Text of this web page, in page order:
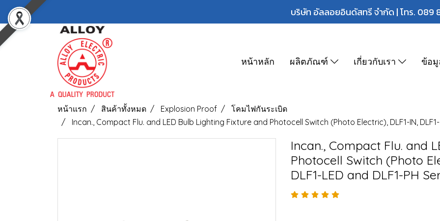
บริษัท อัลลอยอินดัสทรี จำกัด | โทร. 089
หน้าหลัก ผลิตภัณฑ์ เกี่ยวกับเรา ข้อ
หน้าแรก สินค้าทั้งหมด Explosion Proof
โคมไฟกันระเบิด
Incan., Compact Flu. and LED Bulb Lighting Fixture and Photocell Switch (Photo Electric), DLF1-IN, DLF1-
Incan., Compact Flu. and
Photocell Switch (Photo
DLF1-LED and DLF1-PH